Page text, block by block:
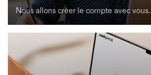
Nous allons créer le compte avec vous.